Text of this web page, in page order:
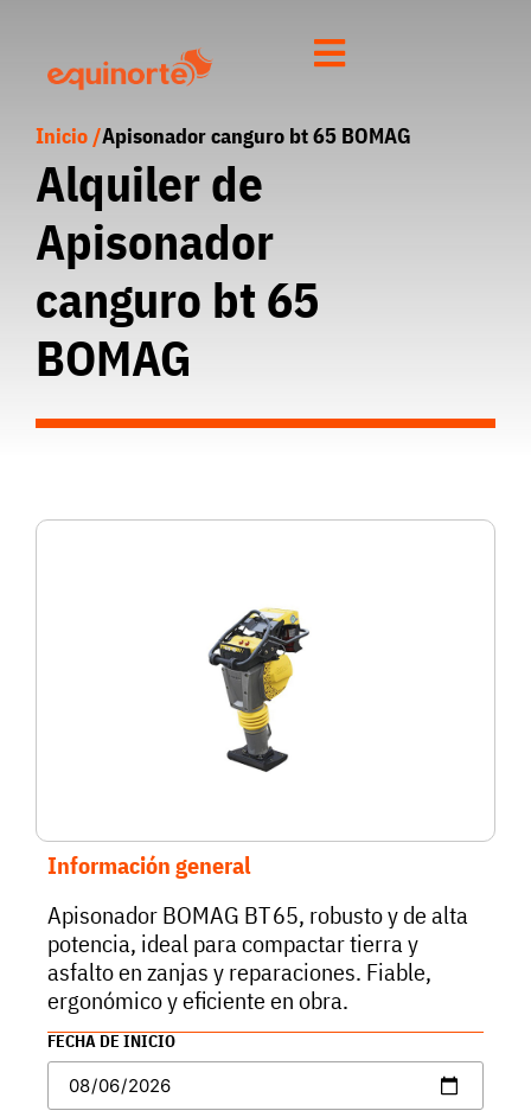
Inicio /Apisonador canguro bt 65 BOMAG
Alquiler de
Apisonador
canguro bt 65
BOMAG
Información general
Apisonador BOMAG BT 65, robusto y de alta
potencia, ideal para compactar tierra y
asfalto en zanjas y reparaciones. Fiable,
ergonómico y eficiente en obra.
FECHA DE INICIO